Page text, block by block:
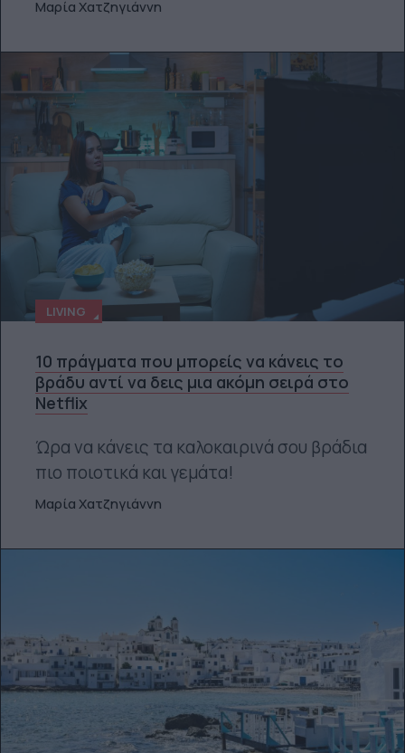
Μαρία Χατζηγιάννη
LIVING
10 πράγματα που μπορείς να κάνεις το
βράδυ αντί να δεις μια ακόμη σειρά στο
Netflix
Ώρα να κάνεις τα καλοκαιρινά σου βράδια
πιο ποιοτικά και γεμάτα!
Μαρία Χατζηγιάννη